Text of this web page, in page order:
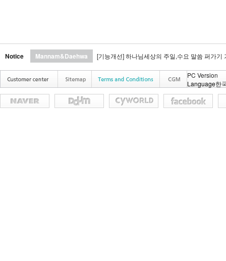
Notice Mannam&Daehwa [기능개선] 하나님세상의 주일,수요 말씀 퍼가기
PC Version
Language한